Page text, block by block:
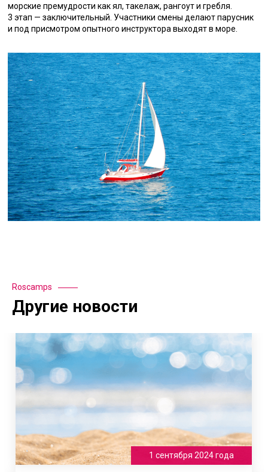
морские премудрости как ял, такелаж, рангоут и гребля.
3 этап — заключительный. Участники смены делают парусник
и под присмотром опытного инструктора выходят в море.
Roscamps
Другие новости
1 сентября 2024 года